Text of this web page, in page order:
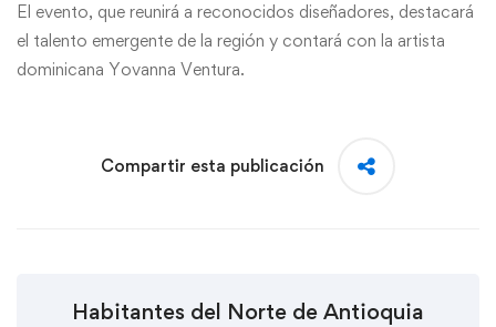
El evento, que reunirá a reconocidos diseñadores, destacará
el talento emergente de la región y contará con la artista
dominicana Yovanna Ventura.
Compartir esta publicación
Habitantes del Norte de Antioquia